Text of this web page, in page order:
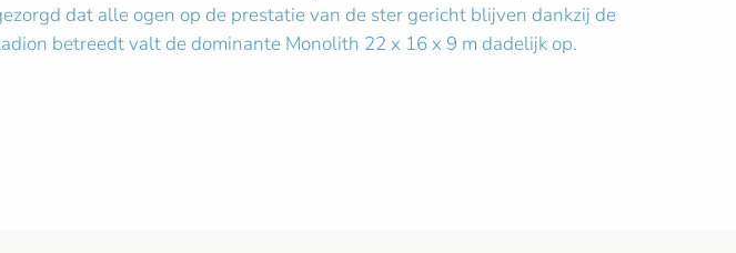
dat alle ogen op de prestatie van de ster gericht blijven dankzij de
betreedt valt de dominante Monolith 22 x 16 x 9 m dadelijk op.